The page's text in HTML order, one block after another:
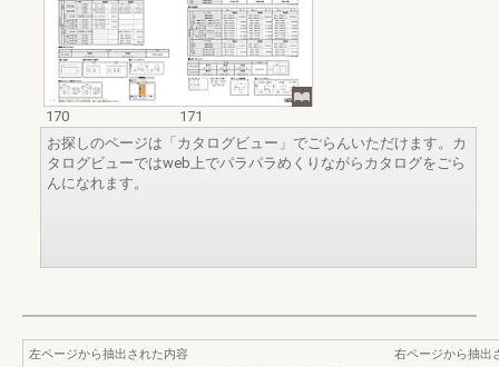
170
171
お探しのページは「カタログビュー」でごらんいただけます。カ
タログビューではweb上でパラパラめくりながらカタログをごら
んになれます。
左ページから抽出された内容
右ページから抽出